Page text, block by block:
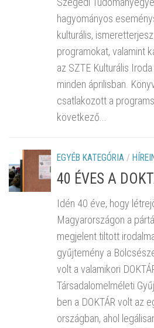
hagyományos
kulturális,
programokat, valamint
az SZTE Kulturális
minden áprilisban.
csatlakozott a
következő...
EGYÉB KATEGÓRIA /
40 ÉVES A
Idén 40 éve, hogy
Magyarországon a
megjelent tiltott
gyűjtemény a
volt a valamikori
Társadalomelméleti
ben a DOKTÁR volt az
országban, ahol